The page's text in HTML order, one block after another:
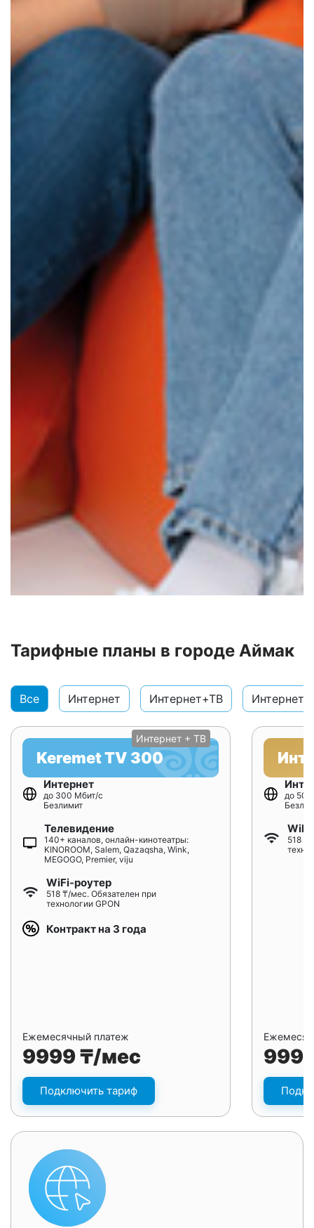
Тарифные планы в городе Аймак
Все Интернет Интернет+ТВ
Интернет + ТВ
Keremet TV 300
Интернет
до 300 Мбит/с
Безлимит
Телевидение
140+ каналов, онлайн-кинотеатры:
KINOROOM, Salem, Qazaqsha, Wink,
MEGOGO, Premier, viju
WiFi-роутер
518 ₸/мес. Обязателен при
технологии GPON
Контракт на 3 года
Ежемесячный платеж
9999 ₸/мес
Подключить тариф
до
518